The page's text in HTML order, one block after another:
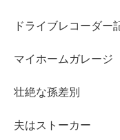
ドライブレコーダー
マイホームガレージ
壮絶な孫差別
夫はストーカー